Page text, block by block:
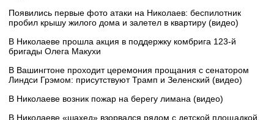
Появились первые фото атаки на Николаев: беспилотник
пробил крышу жилого дома и залетел в квартиру (видео)
В Николаеве прошла акция в поддержку комбрига 123-й
бригады Олега Макухи
В Вашингтоне проходит церемония прощания с сенатором
Линдси Грэмом: присутствуют Трамп и Зеленский (видео)
В Николаеве возник пожар на берегу лимана (видео)
В Николаеве «шахед» взорвался рядом с детской площадкой,